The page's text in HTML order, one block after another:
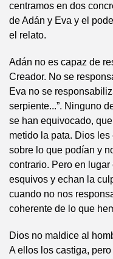
centramos en dos
de Adán y Eva y el
el relato.
Adán no es capaz de
Creador. No se
Eva no se
serpiente...”. Ninguno
se han equivocado,
metido la pata. Dios
sobre lo que podían y
contrario. Pero en lugar
esquivos y echan la
cuando no nos
coherente de lo que
Dios no maldice al
A ellos los castiga,